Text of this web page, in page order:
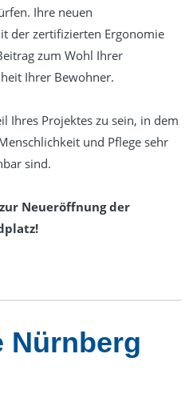
Ihre neuen
der zertifizierten Ergonomie
zum Wohl Ihrer
Ihrer Bewohner.
Ihres Projektes zu sein, in dem
und Pflege sehr
sind.
Neueröffnung der
Nürnberg